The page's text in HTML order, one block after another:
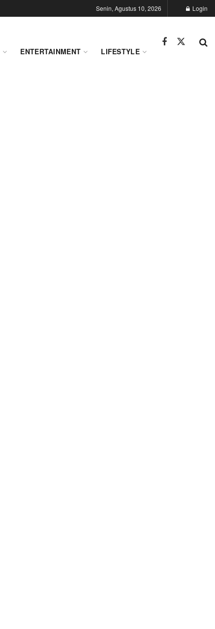
Senin, Agustus 10, 2026 Login
ENTERTAINMENT LIFESTYLE